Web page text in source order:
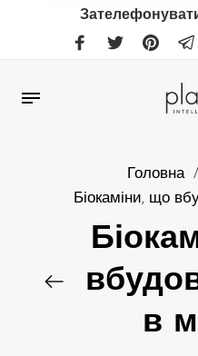
Головна /
Біокаміни, що
в